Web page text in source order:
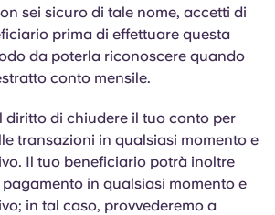
sei sicuro di tale nome, accetti di
prima di effettuare questa
da poterla riconoscere quando
conto mensile.
diritto di chiudere il tuo conto per
transazioni in qualsiasi momento e
Il tuo beneficiario potrà inoltre
in qualsiasi momento e
in tal caso, provvederemo a